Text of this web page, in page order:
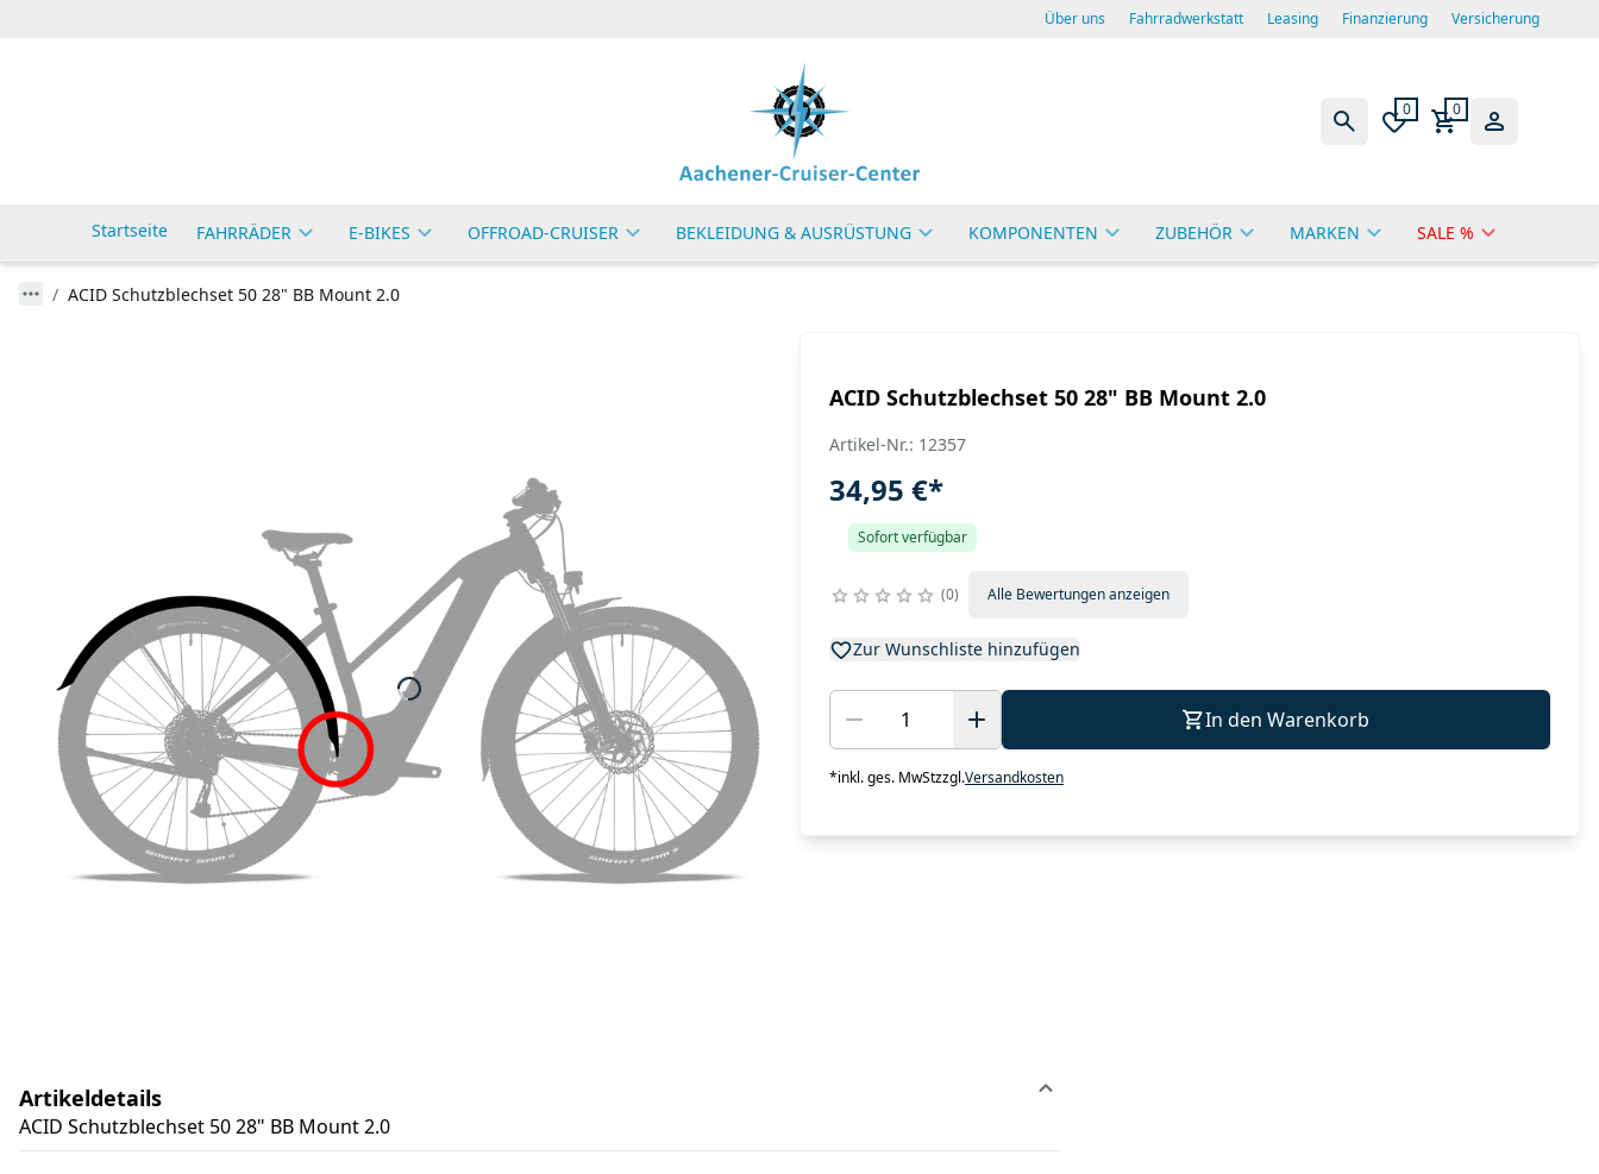
Über uns Fahrradwerkstatt Leasing Finanzierung Versicherung
0 0
Startseite FAHRRÄDER E-BIKES OFFROAD-CRUISER BEKLEIDUNG & AUSRÜSTUNG KOMPONENTEN ZUBEHÖR MARKEN SALE %
ACID Schutzblechset 50 28" BB Mount 2.0
ACID Schutzblechset 50 28" BB Mount 2.0
Artikel-Nr.: 12357
34,95 €*
Sofort verfügbar
0 Alle Bewertungen anzeigen
Zur Wunschliste hinzufügen
In den Warenkorb
*inkl. ges. MwStzzgl.Versandkosten
Artikeldetails
ACID Schutzblechset 50 28" BB Mount 2.0